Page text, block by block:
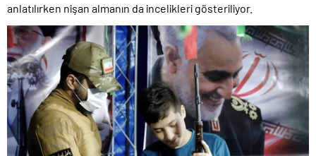
anlatılırken nişan almanın da incelikleri gösteriliyor.